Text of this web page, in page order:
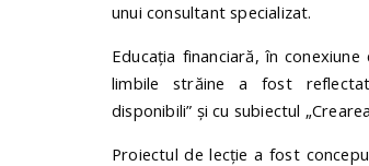
unui consultant specializat.
Educația financiară, în
limbile străine a fost
disponibili” și cu subiectul
Proiectul de lecție a fost